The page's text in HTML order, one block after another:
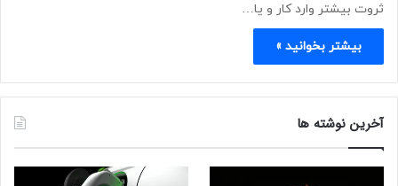
ثروت بیشتر وارد کار و یا…
بیشتر بخوانید »
آخرین نوشته ها